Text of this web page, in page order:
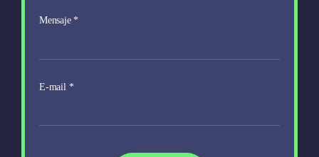
Mensaje *
E-mail *